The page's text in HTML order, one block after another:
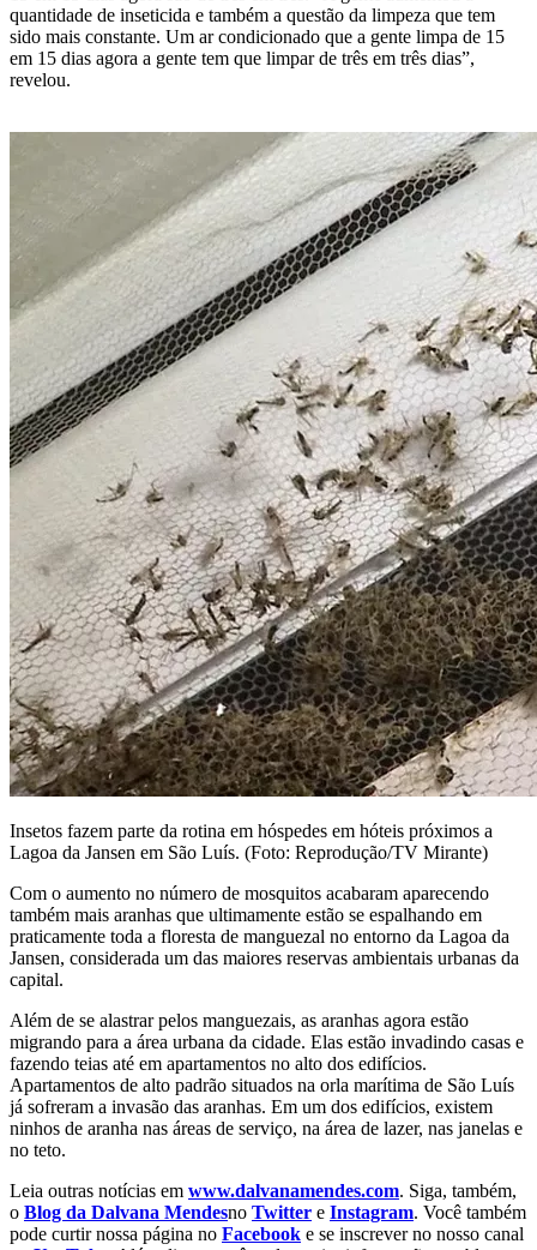
quantidade de inseticida e também a questão da limpeza que tem
sido mais constante. Um ar condicionado que a gente limpa de 15
em 15 dias agora a gente tem que limpar de três em três dias”,
revelou.
Insetos fazem parte da rotina em hóspedes em hóteis próximos a
Lagoa da Jansen em São Luís. (Foto: Reprodução/TV Mirante)
Com o aumento no número de mosquitos acabaram aparecendo
também mais aranhas que ultimamente estão se espalhando em
praticamente toda a floresta de manguezal no entorno da Lagoa da
Jansen, considerada um das maiores reservas ambientais urbanas da
capital.
Além de se alastrar pelos manguezais, as aranhas agora estão
migrando para a área urbana da cidade. Elas estão invadindo casas e
fazendo teias até em apartamentos no alto dos edifícios.
Apartamentos de alto padrão situados na orla marítima de São Luís
já sofreram a invasão das aranhas. Em um dos edifícios, existem
ninhos de aranha nas áreas de serviço, na área de lazer, nas janelas e
no teto.
Leia outras notícias em www.dalvanamendes.com. Siga, também,
o Blog da Dalvana Mendesno Twitter e Instagram. Você também
pode curtir nossa página no Facebook e se inscrever no nosso canal